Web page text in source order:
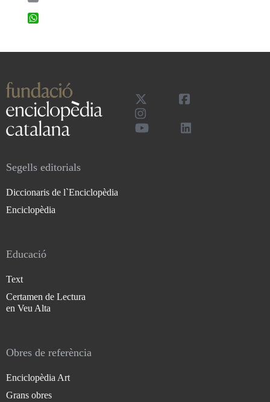
Segells editorials
Diccionaris de l`Enciclopèdia
Enciclopèdia
Educació
Text
Certamen de Lectura
en Veu Alta
Obres de referència
Enciclopèdia Art
Grans obres